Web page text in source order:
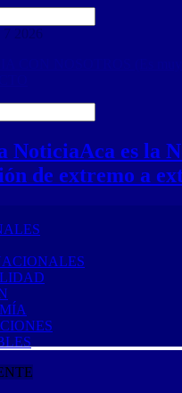
7 2026
Aca es la
de extremo a